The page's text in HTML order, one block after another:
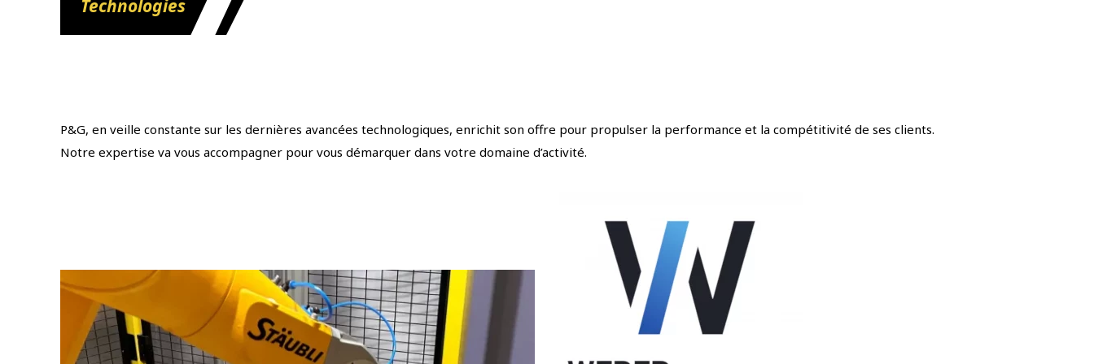
Technologies
P&G, en veille constante sur les dernières avancées technologiques, enrichit son offre pour propulser la performance et la compétitivité de ses clients.
Notre expertise va vous accompagner pour vous démarquer dans votre domaine d’activité.